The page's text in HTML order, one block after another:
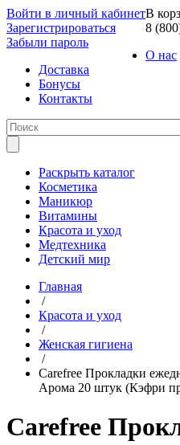
Войти в личный кабинет
Зарегистрироваться
Забыли пароль
В
8
О нас
Доставка
Бонусы
Контакты
Раскрыть каталог
Косметика
Маникюр
Витамины
Красота и уход
Медтехника
Детский мир
Главная
/
Красота и уход
/
Женская гигиена
/
Carefree Прокладки
Арома 20 штук (Кэфри
Carefree